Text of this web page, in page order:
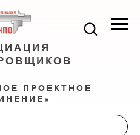
ПРОЕКТНОЕ